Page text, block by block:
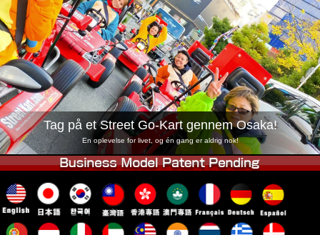
Virksomhed Booking
Skift butik
Tokyo Shinagawa Tokyo Akihabara#1
Tokyo Akihabara#2 Tokyo Shibuya
Tokyo Shibuya Annex Tokyo Bay
Tokyo Asakusa Osaka
Okinawa
Tag på et Street Go-Kart gennem Osaka!
En oplevelse for livet, og én gang er aldrig nok!